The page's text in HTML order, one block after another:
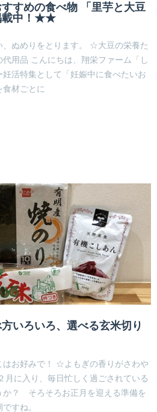
すめの食べ物 「里芋と大豆
載中！★★
ぬめりをとります。 ☆大豆の栄養た
用品 こんにちは、翔栄ファーム「し
活特集として「妊娠中に食べたいお
材ごとに
いろいろ、選べる玄米切り
お好みで！ ☆よもぎの香りがさわや
月に入り、毎日忙しく過ごされている
か？ そろそろお正月を迎える準備を
すね。